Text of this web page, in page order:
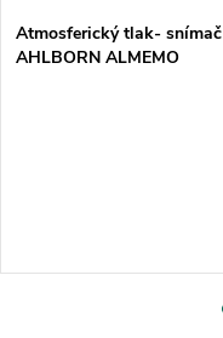
Atmosferický tlak- snímač
AHLBORN ALMEMO